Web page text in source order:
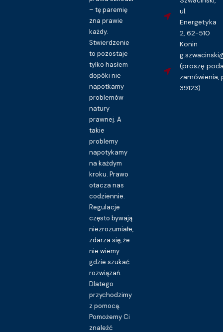
– tę paremię
zna prawie
każdy.
Stwierdzenie
to pozostaje
tylko hasłem
dopóki nie
napotkamy
problemów
natury
prawnej. A
takie
problemy
napotykamy
na każdym
kroku. Prawo
otacza nas
codziennie.
Regulacje
często bywają
niezrozumiałe,
zdarza się, że
nie wiemy
gdzie szukać
rozwiązań.
Dlatego
przychodzimy
z pomocą.
Pomożemy Ci
znaleźć
ul.
Energetyka
2, 62-510
Konin
(proszę
zamówienia,
39123)